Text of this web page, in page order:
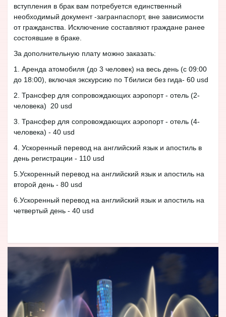
вступления в брак вам потребуется единственный
необходимый документ -загранпаспорт, вне зависимости
от гражданства. Исключение составляют граждане ранее
состоявшие в браке.
За дополнительную плату можно заказать:
1. Аренда атомобиля (до 3 человек) на весь день (с 09:00
до 18:00), включая экскурсию по Тбилиси без гида- 60 usd
2. Трансфер для сопровождающих аэропорт - отель (2-
человека) 20 usd
3. Трансфер для сопровождающих аэропорт - отель (4-
человека) - 40 usd
4. Ускоренный перевод на английский язык и апостиль в
день регистрации - 110 usd
5.Ускоренный перевод на английский язык и апостиль на
второй день - 80 usd
6.Ускоренный перевод на английский язык и апостиль на
четвертый день - 40 usd